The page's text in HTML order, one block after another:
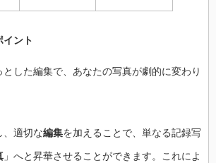
イント
した編集で、あなたの写真が劇的に変わり
、適切な編集を加えることで、単なる記録写
」へと昇華させることができます。これによ